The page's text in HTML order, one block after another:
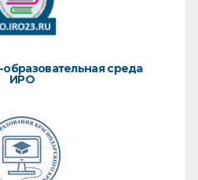
среда
ИРО